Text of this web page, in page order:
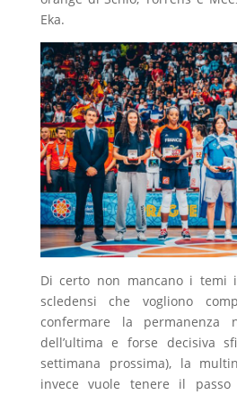
Eka.
Di certo non mancano i temi
scledensi che vogliono
confermare la
dell’ultima e forse decisiva
settimana prossima), la
invece vuole tenere il